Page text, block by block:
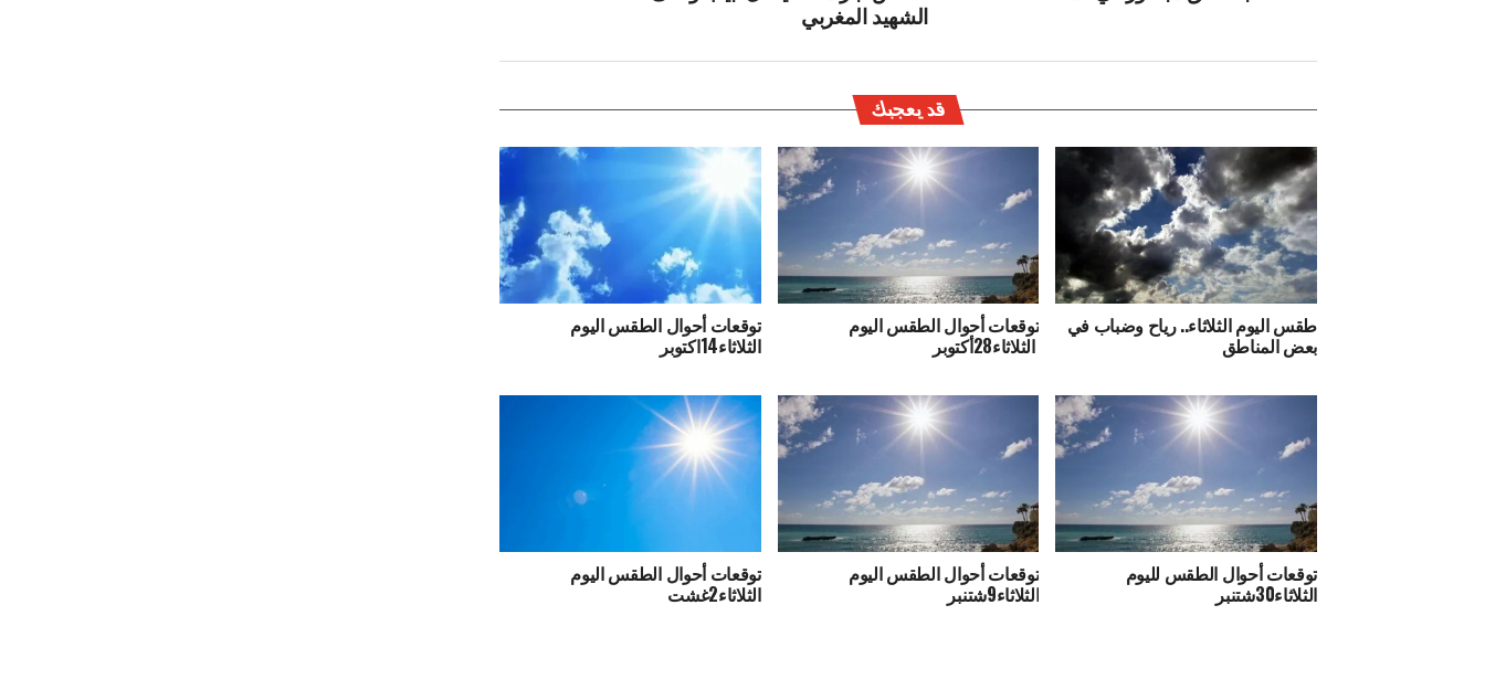
الشهيد المغربي
قد يعجبك
طقس اليوم الثلاثاء.. رياح وضباب في
بعض المناطق
توقعات أحوال الطقس اليوم
الثلاثاء28أكتوبر
توقعات أحوال الطقس اليوم
الثلاثاء14اكتوبر
توقعات أحوال الطقس لليوم
الثلاثاء30شتنبر
توقعات أحوال الطقس اليوم
الثلاثاء9شتنبر
توقعات أحوال الطقس اليوم
الثلاثاء2غشت